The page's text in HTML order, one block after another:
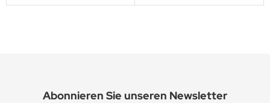
Abonnieren Sie unseren Newsletter